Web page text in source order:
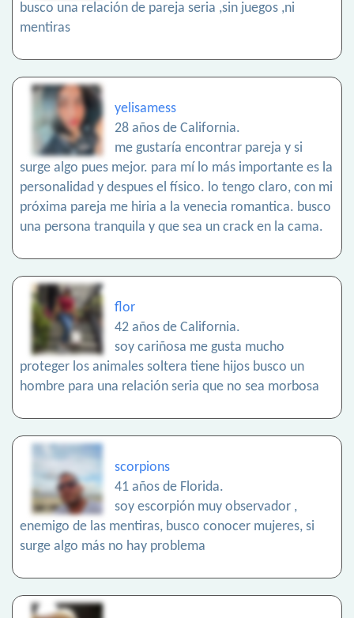
busco una relación de pareja seria ,sin juegos ,ni
mentiras
yelisamess
28 años de California.
me gustaría encontrar pareja y si
surge algo pues mejor. para mí lo más importante es la
personalidad y despues el físico. lo tengo claro, con mi
próxima pareja me hiria a la venecia romantica. busco
una persona tranquila y que sea un crack en la cama.
flor
42 años de California.
soy cariñosa me gusta mucho
proteger los animales soltera tiene hijos busco un
hombre para una relación seria que no sea morbosa
scorpions
41 años de Florida.
soy escorpión muy observador ,
enemigo de las mentiras, busco conocer mujeres, si
surge algo más no hay problema